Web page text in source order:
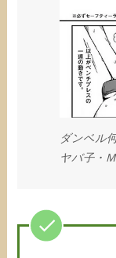
ダンベル
ヤバ子・